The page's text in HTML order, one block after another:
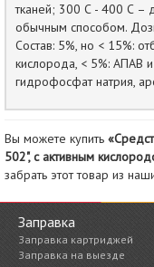
тканей; 300 С - 400 С –
обычным способом.
Состав: 5%, но < 15%:
кислорода, < 5%: АПАВ
гидрофосфат натрия,
Вы можете купить
502", с активным
забрать этот товар из
Заправка
Заправка картриджей
Заправка на выезде